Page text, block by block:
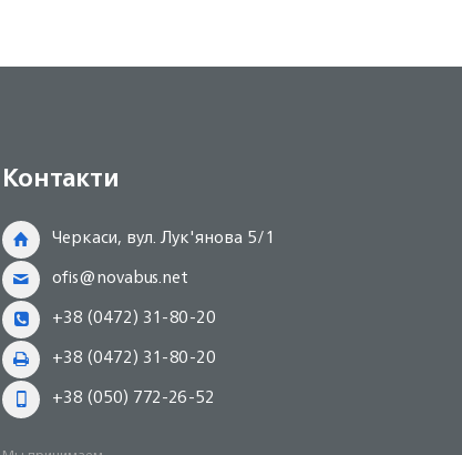
Контакти
Черкаси, вул. Лук'янова 5/1
ofis@novabus.net
+38 (0472) 31-80-20
+38 (0472) 31-80-20
+38 (050) 772-26-52